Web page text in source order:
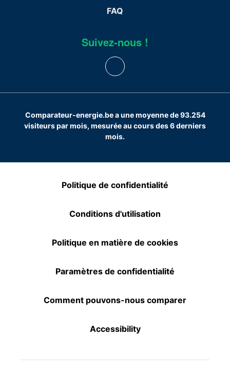
FAQ
Suivez-nous !
Comparateur-energie.be a une moyenne de 93.254
visiteurs par mois, mesurée au cours des 6 derniers
mois.
Politique de confidentialité
Conditions d'utilisation
Politique en matière de cookies
Paramètres de confidentialité
Comment pouvons-nous comparer
Accessibility